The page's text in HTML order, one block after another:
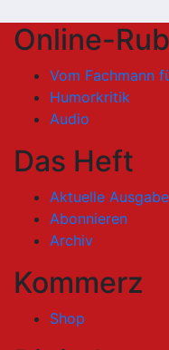
Online-
Vom Fachmann
Humorkritik
Audio
Das Heft
Aktuelle Ausgabe
Abonnieren
Archiv
Kommerz
Shop